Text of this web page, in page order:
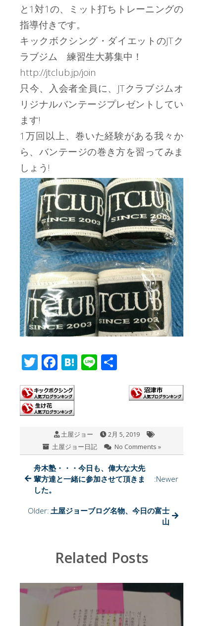
と1対1の、ミット打ちトレーニングの
指導付きです。
キックボクシング・ダイエットのJTク
ラブジム 練習生大募集中！
http://jtclub.jp/join
只今、入会者全員に、JTクラブジムオ
リジナルバンテージプレゼントしてい
ます!
1万回以上、巻いた経験がある我々か
ら、バンテージの巻き方を習ってみま
しょう!
T
tt
er
F
e
b
o
k
H Li
土屋ジョー
2月 5, 2019
土屋ジョー日記
No Comments »
舟木塾・・・今日も、偉大な大先
輩方達と一緒に参加させて頂きま
した。
:Newer
Older: 土屋ジョーブログ名物、今日の富士
山
Related Posts